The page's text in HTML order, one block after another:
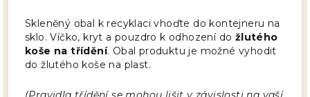
Skleněný obal k recyklaci vhoďte do kontejneru na
sklo. Víčko, kryt a pouzdro k odhození do žlutého
koše na třídění. Obal produktu je možné vyhodit
do žlutého koše na plast.